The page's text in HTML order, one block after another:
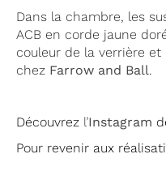
Dans la chambre, les
ACB en corde jaune
couleur de la verrière
chez Farrow and Ball.
Découvrez l’Instagram
Pour revenir aux